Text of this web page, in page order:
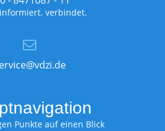
verbindet.
Punkte auf einen Blick